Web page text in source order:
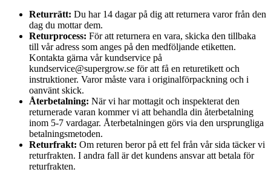
Returrätt: Du har 14 dagar på dig att returnera varor från den
dag du mottar dem.
Returprocess: För att returnera en vara, skicka den tillbaka
till vår adress som anges på den medföljande etiketten.
Kontakta gärna vår kundservice på
kundservice@supergrow.se för att få en returetikett och
instruktioner. Varor måste vara i originalförpackning och i
oanvänt skick.
Återbetalning: När vi har mottagit och inspekterat den
returnerade varan kommer vi att behandla din återbetalning
inom 5-7 vardagar. Återbetalningen görs via den ursprungliga
betalningsmetoden.
Returfrakt: Om returen beror på ett fel från vår sida täcker vi
returfrakten. I andra fall är det kundens ansvar att betala för
returfrakten.